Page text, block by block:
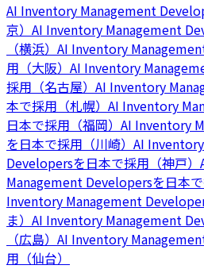
AI Inventory Management
京） AI Inventory Management
（横浜） AI Inventory
用（大阪） AI Inventory
採用（名古屋） AI Inventory
本で採用（札幌） AI Inventory
日本で採用（福岡） AI Inventory
を日本で採用（川崎） AI
Developersを日本で採用（神戸）
Management Developersを日本で
Inventory Management
ま） AI Inventory Management
（広島） AI Inventory
用（仙台）